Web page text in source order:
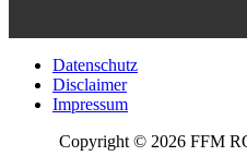
Datenschutz
Disclaimer
Impressum
Copyright © 2026 FFM